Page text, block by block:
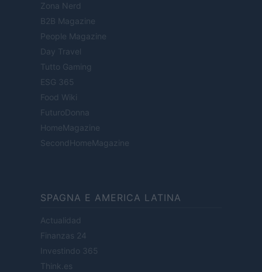
Zona Nerd
B2B Magazine
People Magazine
Day Travel
Tutto Gaming
ESG 365
Food Wiki
FuturoDonna
HomeMagazine
SecondHomeMagazine
SPAGNA E AMERICA LATINA
Actualidad
Finanzas 24
Investindo 365
Think.es